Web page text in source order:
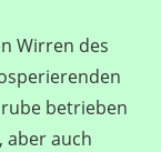
Wirren des
betrieben
aber auch